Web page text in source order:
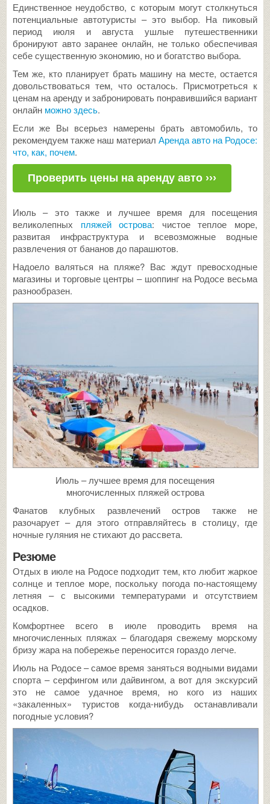
Единственное неудобство, с которым могут столкнуться
потенциальные автотуристы – это выбор. На пиковый
период июля и августа ушлые путешественники
бронируют авто заранее онлайн, не только обеспечивая
себе существенную экономию, но и богатство выбора.
Тем же, кто планирует брать машину на месте, остается
довольствоваться тем, что осталось. Присмотреться к
ценам на аренду и забронировать понравившийся вариант
онлайн можно здесь.
Если же Вы всерьез намерены брать автомобиль, то
рекомендуем также наш материал Аренда авто на Родосе:
что, как, почем.
Проверить цены на аренду авто ›››
Июль – это также и лучшее время для посещения
великолепных пляжей острова: чистое теплое море,
развитая инфраструктура и всевозможные водные
развлечения от бананов до парашютов.
Надоело валяться на пляже? Вас ждут превосходные
магазины и торговые центры – шоппинг на Родосе весьма
разнообразен.
Июль – лучшее время для посещения
многочисленных пляжей острова
Фанатов клубных развлечений остров также не
разочарует – для этого отправляйтесь в столицу, где
ночные гуляния не стихают до рассвета.
Резюме
Отдых в июле на Родосе подходит тем, кто любит жаркое
солнце и теплое море, поскольку погода по-настоящему
летняя – с высокими температурами и отсутствием
осадков.
Комфортнее всего в июле проводить время на
многочисленных пляжах – благодаря свежему морскому
бризу жара на побережье переносится гораздо легче.
Июль на Родосе – самое время заняться водными видами
спорта – серфингом или дайвингом, а вот для экскурсий
это не самое удачное время, но кого из наших
«закаленных» туристов когда-нибудь останавливали
погодные условия?